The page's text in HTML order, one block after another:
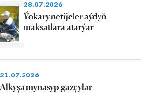
28.07.2026
Ýokary netijeler aýdyň
maksatlara atarýar
21.07.2026
Alkyşa mynasyp gazçylar